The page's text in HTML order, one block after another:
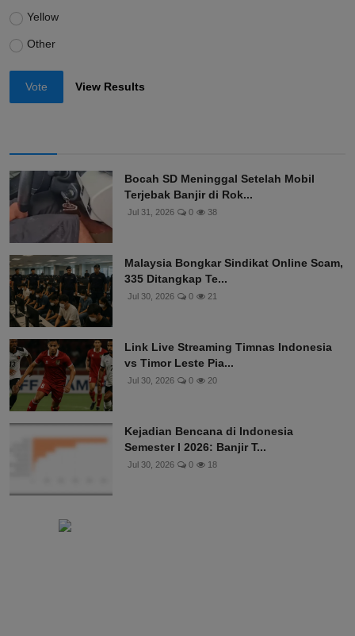
Yellow
Other
Vote View Results
Bocah SD Meninggal Setelah Mobil
Terjebak Banjir di Rok...
Jul 31, 2026 0 38
Malaysia Bongkar Sindikat Online Scam,
335 Ditangkap Te...
Jul 30, 2026 0 21
Link Live Streaming Timnas Indonesia
vs Timor Leste Pia...
Jul 30, 2026 0 20
Kejadian Bencana di Indonesia
Semester I 2026: Banjir T...
Jul 30, 2026 0 18